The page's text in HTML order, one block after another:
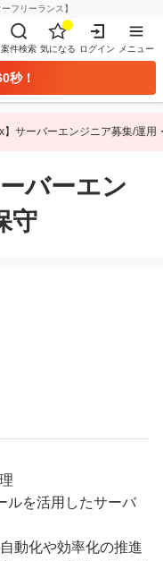
フリーランス】
案件検索 気になる ログイン メニュー
秒！
】サーバーエンジニア募集/運用
バーエン
守
ルを活用したサーバ
動化や効率化の推進